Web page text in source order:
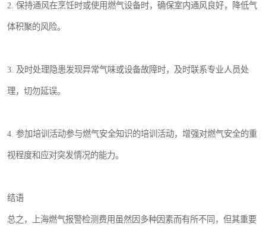
2. 保持通风在烹饪时或使用燃气设备时，确保室内通风良好，降低气
体积聚的风险。
3. 及时处理隐患发现异常气味或设备故障时，及时联系专业人员处
理，切勿延误。
4. 参加培训活动参与燃气安全知识的培训活动，增强对燃气安全的重
视程度和应对突发情况的能力。
结语
总之，上海燃气报警检测费用虽然因多种因素而有所不同，但其重要